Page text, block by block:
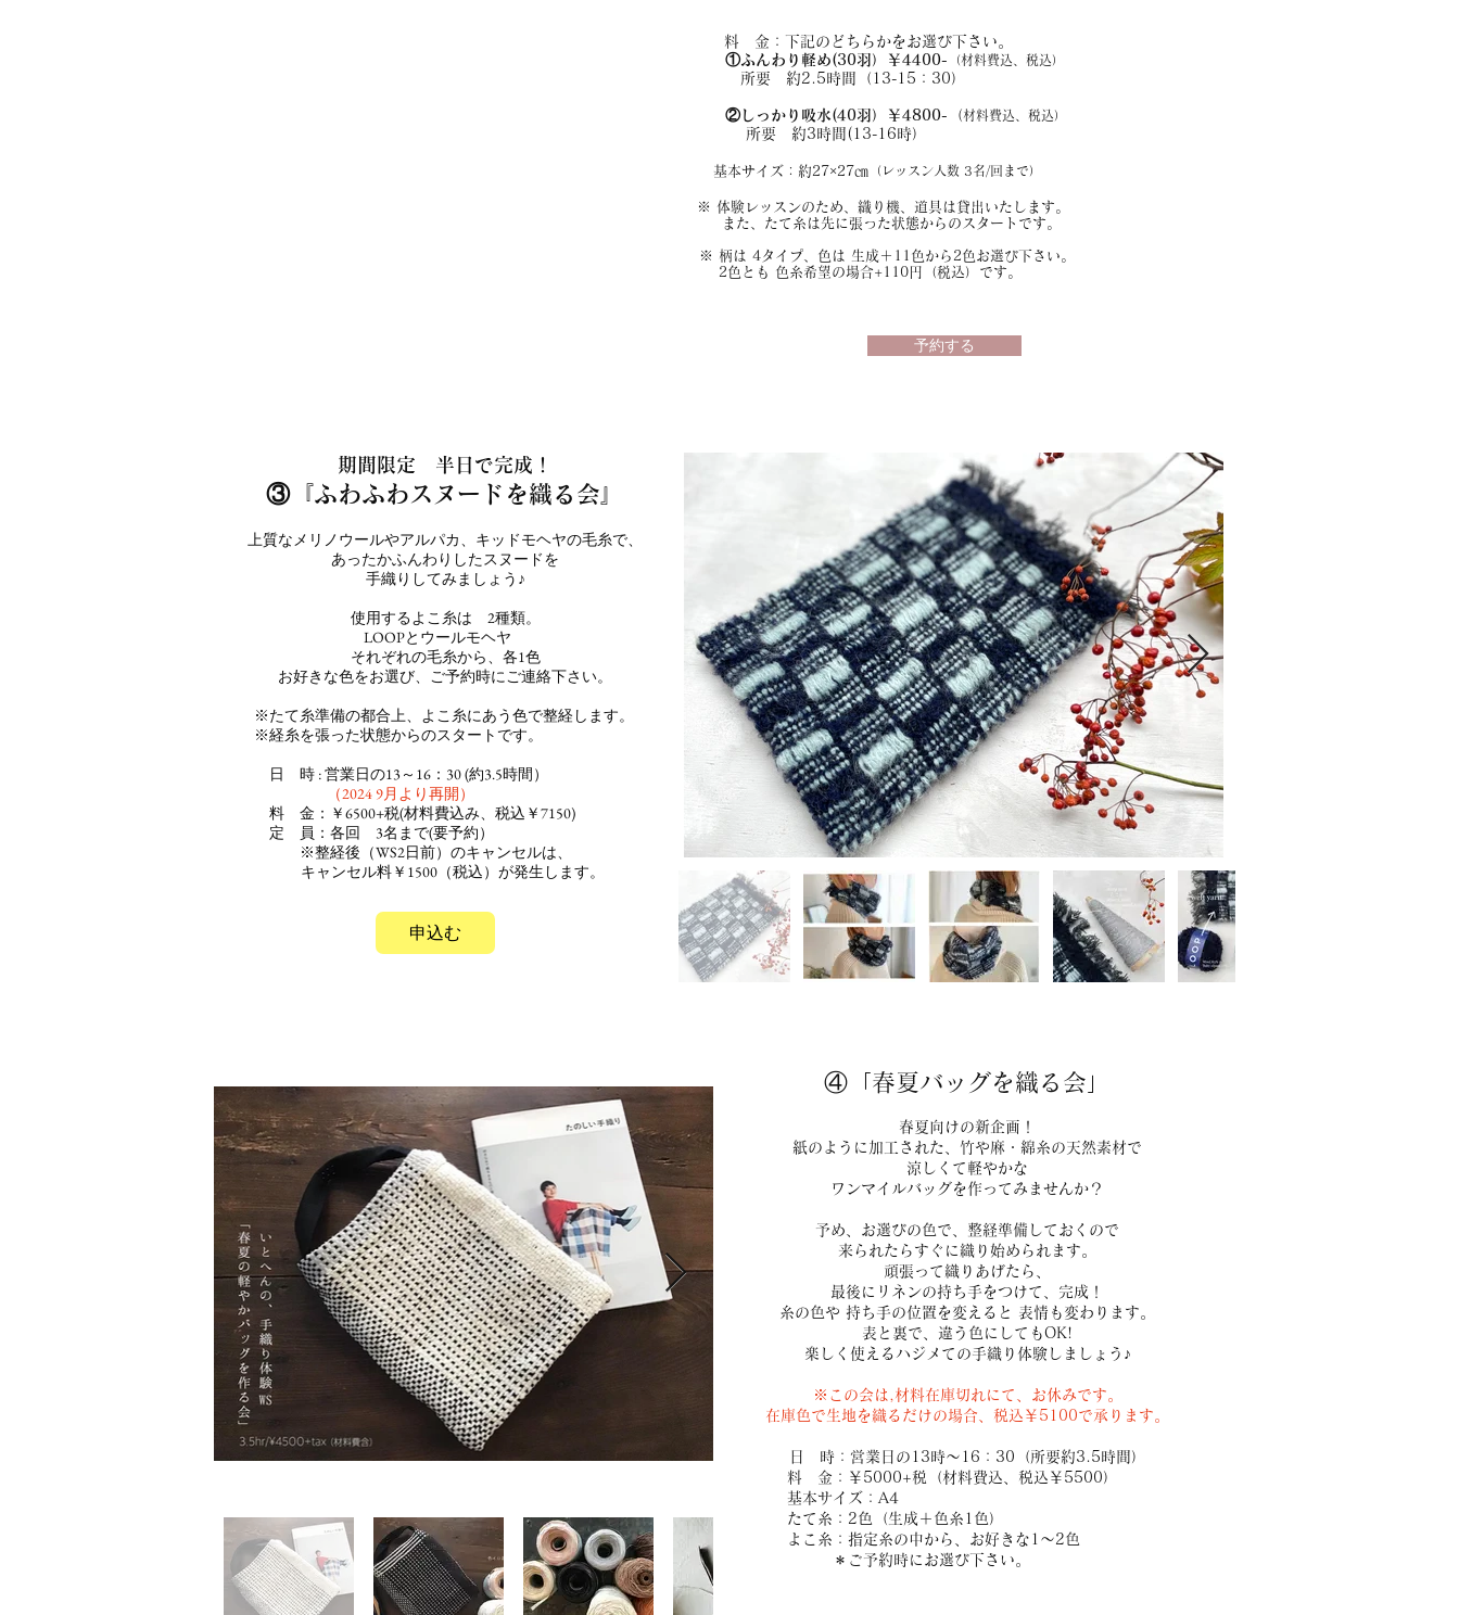
料 金 ：下記のどちらかをお選び下さい。
①ふんわり軽め(30羽）
￥4400- （材料費込、税込）
所要 約2.5時間（13-15：30）
②しっかり吸水(40羽）￥4800- （材料費込、税込）
所要 約3時間(13-1 6時）
基本サイズ：約27×27㎝ （レッスン人数 3名/回まで）
※ 体験レッスンのため、織り機、道具は貸出いたします。
また、たて糸は先に張った状態からのスタートです。
※ 柄は 4タイプ、色は 生成＋11色から2色 お選び下さい。
​ 2色とも 色糸希望の場合+110円（税込）です。
予約する
期間限定 半日で完成！
③『ふわふわスヌードを織る会』
上質なメリノウールやアルパカ、キッドモヘヤの毛糸で、
あったかふんわりしたスヌードを
手織りしてみましょう♪
使用するよこ糸は 2種類。
LOOPとウールモヘヤ
それぞれの毛糸から、各1色
お好きな色をお選び、ご予約時にご連絡下さい。
※たて糸準備の都合上、よこ糸にあう色で整経します。
​ ※経糸を張った状態からのスタートです。
日 時 :営業日の13～16：30 (約3.5時間）
（2024 9月より再開）
料 金：￥6500+税(材料費込み、税込￥7150)
定 員：各回 3名まで(要予約）
※整経後（WS2日前）のキャンセルは、
キャンセル料￥1500（税込）が発生します。
申込む
​④「春夏バッグを織る会」
春夏向けの新企画！
紙のように加工された、竹や麻・綿糸の天然素材で
涼しくて軽やかな
ワンマイルバッグを作ってみませんか？
予め、お選びの色で、整経準備しておくので
来られたらすぐに織り始められます。
頑張って織りあげたら、
最後にリネンの持ち手をつけて、完成！
糸の色や 持ち手の位置を変えると 表情も変わります。
表と裏で、違う色にしてもOK!
楽しく使えるハジメての手織り体験しましょう♪
※この会は,材料在庫切れにて、お休みです。
在庫色で生地を織るだけの場合、税込￥5100で承ります。
日 時：営業日の13時～16：30（所要約3.5時間）
料 金：￥5000+税（材料費込、税込￥5500）​
基本サイズ：A4
たて糸：2色（生成＋色糸1色）
よこ糸：指定糸の中から、お好きな1～2色
​ ＊ご予約時にお選び下さい。